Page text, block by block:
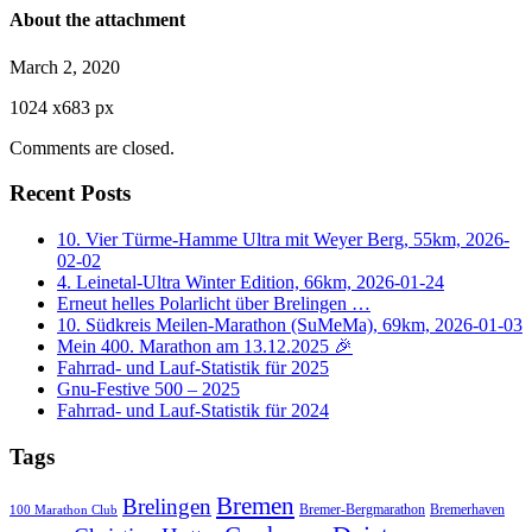
About the attachment
March 2, 2020
1024 x683 px
Comments are closed.
Recent Posts
10. Vier Türme-Hamme Ultra mit Weyer Berg, 55km, 2026-
02-02
4. Leinetal-Ultra Winter Edition, 66km, 2026-01-24
Erneut helles Polarlicht über Brelingen …
10. Südkreis Meilen-Marathon (SuMeMa), 69km, 2026-01-03
Mein 400. Marathon am 13.12.2025 🎉
Fahrrad- und Lauf-Statistik für 2025
Gnu-Festive 500 – 2025
Fahrrad- und Lauf-Statistik für 2024
Tags
100 Marathon Club BrelingenBremen Bremer-Bergmarathon Bremerhaven